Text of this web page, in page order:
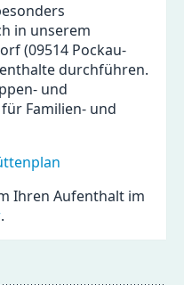
in unserem
(09514 Pockau-
durchführen.
und
Familien- und
Ihren Aufenthalt im
.